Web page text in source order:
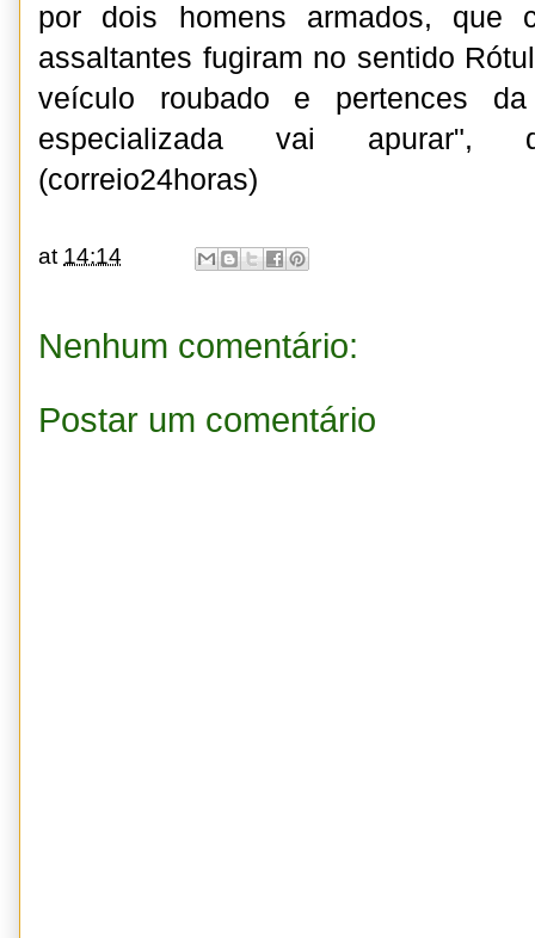
por dois homens armados, que
assaltantes fugiram no sentido
veículo roubado e pertences
especializada vai
(correio24horas)
at 14:14
Nenhum comentário:
Postar um comentário